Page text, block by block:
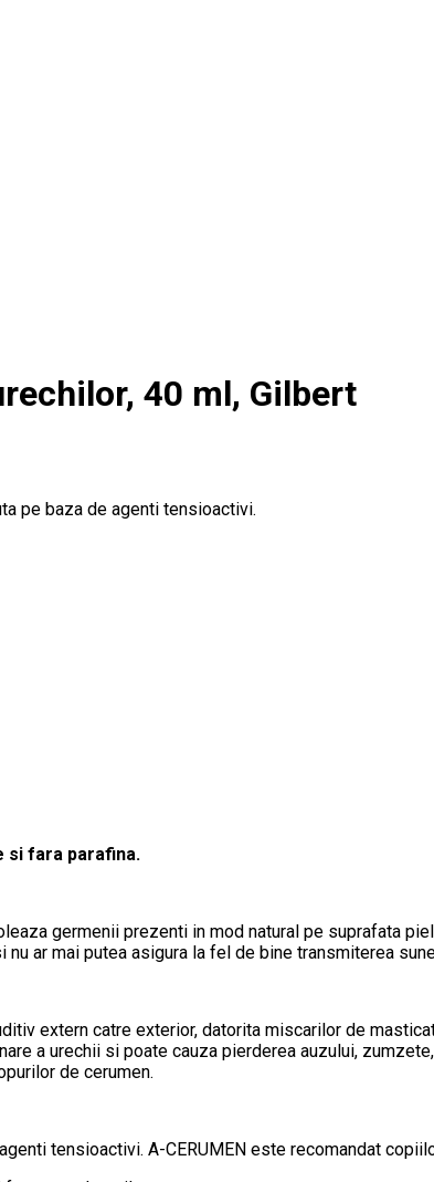
40 ml, Gilbert
pe baza de agenti tensioactivi.
si fara parafina.
germenii prezenti in mod natural pe suprafata
ar mai putea asigura la fel de bine transmiterea
extern catre exterior, datorita miscarilor de
a urechii si poate cauza pierderea auzului,
de cerumen.
tensioactivi. A-CERUMEN este recomandat